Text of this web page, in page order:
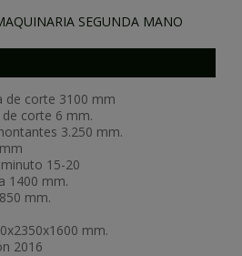
SEGUNDA MANO
de corte 3100 mm
corte 6 mm.
3.250 mm.
15-20
1400 mm.
mm.
mm.
2016